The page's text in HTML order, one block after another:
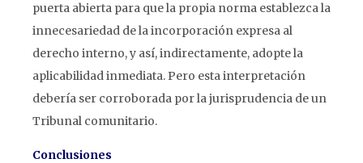
puerta abierta para que la propia norma establezca la
innecesariedad de la incorporación expresa al
derecho interno, y así, indirectamente, adopte la
aplicabilidad inmediata. Pero esta interpretación
debería ser corroborada por la jurisprudencia de un
Tribunal comunitario.
Conclusiones